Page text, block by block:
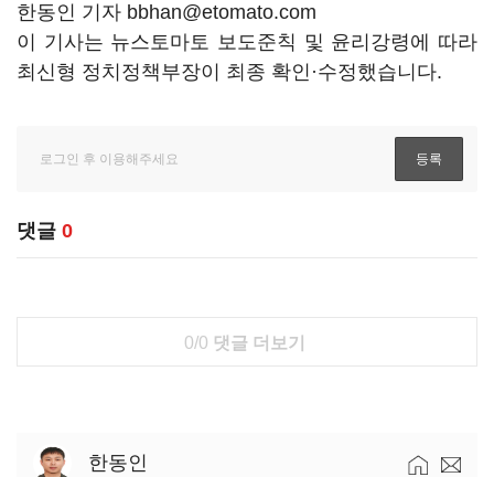
한동인 기자 bbhan@etomato.com
이 기사는 뉴스토마토 보도준칙 및 윤리강령에 따라
최신형 정치정책부장이 최종 확인·수정했습니다.
댓글 0
0/0 댓글 더보기
한동인